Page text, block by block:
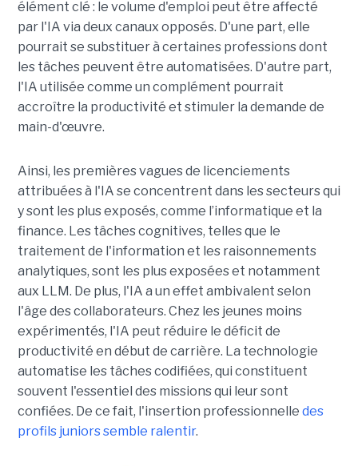
élément clé : le volume d'emploi peut être affecté
par l'IA via deux canaux opposés. D'une part, elle
pourrait se substituer à certaines professions dont
les tâches peuvent être automatisées. D'autre part,
l'IA utilisée comme un complément pourrait
accroître la productivité et stimuler la demande de
main-d'œuvre.
Ainsi, les premières vagues de licenciements
attribuées à l'IA se concentrent dans les secteurs qui
y sont les plus exposés, comme l’informatique et la
finance. Les tâches cognitives, telles que le
traitement de l'information et les raisonnements
analytiques, sont les plus exposées et notamment
aux LLM. De plus, l'IA a un effet ambivalent selon
l'âge des collaborateurs. Chez les jeunes moins
expérimentés, l'IA peut réduire le déficit de
productivité en début de carrière. La technologie
automatise les tâches codifiées, qui constituent
souvent l'essentiel des missions qui leur sont
confiées. De ce fait, l'insertion professionnelle des
profils juniors semble ralentir.